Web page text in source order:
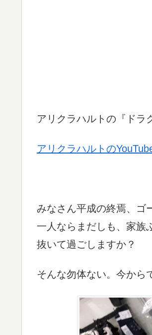
アリクラハルトの『ドラ
アリクラハルトの
みなさん平成の終焉、ゴ
一人ならまだしも、家族
抜いて過ごしますか？
そんな勿体ない。今から